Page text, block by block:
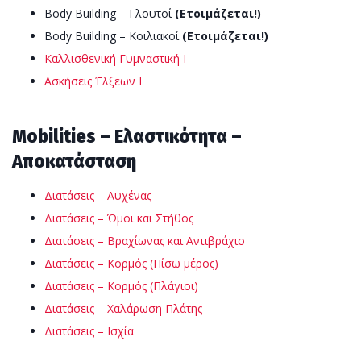
Body Building – Γλουτοί (Ετοιμάζεται!)
Body Building – Κοιλιακοί (Ετοιμάζεται!)
Καλλισθενική Γυμναστική Ι
Ασκήσεις Έλξεων Ι
Mobilities – Ελαστικότητα –
Αποκατάσταση
Διατάσεις – Αυχένας
Διατάσεις – Ώμοι και Στήθος
Διατάσεις – Βραχίωνας και Αντιβράχιο
Διατάσεις – Κορμός (Πίσω μέρος)
Διατάσεις – Κορμός (Πλάγιοι)
Διατάσεις – Χαλάρωση Πλάτης
Διατάσεις – Ισχία